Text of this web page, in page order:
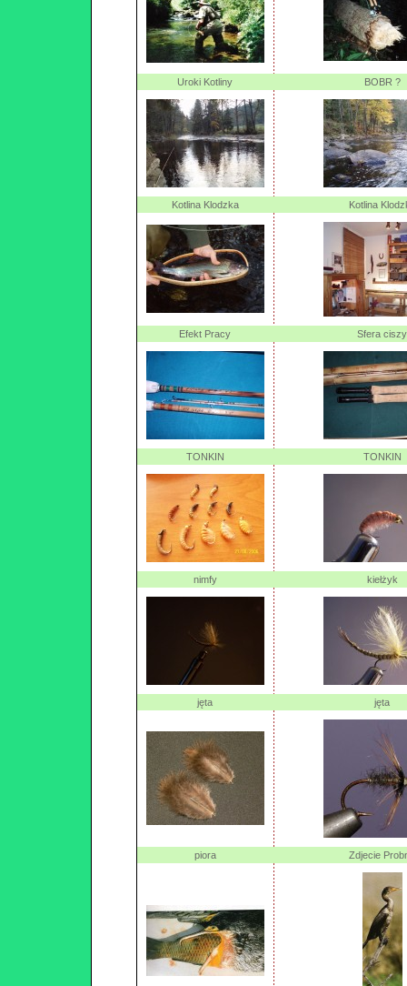
Uroki Kotliny BOBR ?
Kotlina Klodzka Kotlina
Efekt Pracy Sfera ciszy
TONKIN TONKIN
nimfy kiełżyk
jęta jęta
piora Zdjecie